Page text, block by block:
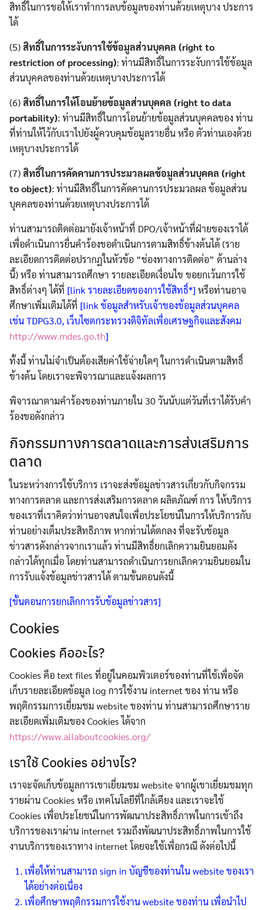
Search
for:
สิทธิ์ในการขอให้เราทำการลบข้อมูลของท่านด้วยเหตุบาง ประการ
ได้
(5)สิทธิ์ในการระงับการใช้ข้อมูลส่วนบุคคล (right to
restriction of processing): ท่านมีสิทธิ์ในการระงับการใช้ข้อมูล
ส่วนบุคคลของท่านด้วยเหตุบางประการได้
(6)สิทธิ์ในการให้โอนย้ายข้อมูลส่วนบุคคล (right to data
portability): ท่านมีสิทธิ์ในการโอนย้ายข้อมูลส่วนบุคคลของ ท่าน
ที่ท่านให้ไว้กับเราไปยังผู้ควบคุมข้อมูลรายอื่น หรือ ตัวท่านเองด้วย
เหตุบางประการได้
(7)สิทธิ์ในการคัดคานการประมวลผลข้อมูลส่วนบุคคล (right
to object): ท่านมีสิทธิ์ในการคัดคานการประมวลผล ข้อมูลส่วน
บุคคลของท่านด้วยเหตุบางประการได้
ท่านสามารถติดต่อมายังเจ้าหน้าที่ DPO/เจ้าหน้าที่ฝ่ายของเราได้
เพื่อดำเนินการยื่นคำร้องขอดำเนินการตามสิทธิ์ข้างต้นได้ (ราย
ละเอียดการติดต่อปรากฏในหัวข้อ “ช่องทางการติดต่อ” ด้านล่าง
นี้) หรือ ท่านสามารถศึกษา รายละเอียดเงื่อนไข ขอยกเว้นการใช้
สิทธิ์ต่างๆ ได้ที่ [link รายละเอียดของการใช้สิทธิ์*] หรือท่านอาจ
ศึกษาเพิ่มเติมได้ที่ [link ข้อมูลสำหรับเจ้าของข้อมูลส่วนบุคคล
เช่น TDPG3.0, เว็บไซตกระทรวงดิจิทัลเพื่อเศรษฐกิจและสังคม
http://www.mdes.go.th]
ทั้งนี้ ท่านไม่จำเป็นต้องเสียค่าใช้จ่ายใดๆ ในการดำเนินตามสิทธิ์
ข้างต้น โดยเราจะพิจารณาและแจ้งผลการ
พิจารณาตามคำร้องของท่านภายใน 30 วันนับแต่วันที่เราได้รับคำ
ร้องขอดังกล่าว
กิจกรรมทางการตลาดและการส่งเสริมการ
ตลาด
ในระหว่างการใช้บริการ เราจะส่งข้อมูลข่าวสารเกี่ยวกับกิจกรรม
ทางการตลาด และการส่งเสริมการตลาด ผลิตภัณฑ์ การ ให้บริการ
ของเราที่เราคิดว่าท่านอาจสนใจเพื่อประโยชน์ในการให้บริการกับ
ท่านอย่างเต็มประสิทธิภาพ หากท่านได้ตกลง ที่จะรับข้อมูล
ข่าวสารดังกล่าวจากเราแล้ว ท่านมีสิทธิ์ยกเลิกความยินยอมดัง
กล่าวได้ทุกเมื่อ โดยท่านสามารถดำเนินการยกเลิกความยินยอมใน
การรับแจ้งข้อมูลข่าวสารได้ ตามขั้นตอนดังนี้
[ขั้นตอนการยกเลิกการรับข้อมูลข่าวสาร]
Cookies
Cookies คืออะไร?
Cookies คือ text files ที่อยู่ในคอมพิวเตอร์ของท่านที่ใช้เพื่อจัด
เก็บรายละเอียดข้อมูล log การใช้งาน internet ของ ท่าน หรือ
พฤติกรรมการเยี่ยมชม website ของท่าน ท่านสามารถศึกษาราย
ละเอียดเพิ่มเติมของ Cookies ได้จาก
https://www.allaboutcookies.org/
เราใช้ Cookies อย่างไร?
เราจะจัดเก็บข้อมูลการเขาเยี่ยมชม website จากผู้เขาเยี่ยมชมทุก
รายผ่าน Cookies หรือ เทคโนโลยีที่ใกล้เคียง และเราจะใช้
Cookies เพื่อประโยชน์ในการพัฒนาประสิทธิ์ภาพในการเข้าถึง
บริการของเราผ่าน internet รวมถึงพัฒนาประสิทธิ์ภาพในการใช้
งานบริการของเราทาง internet โดยจะใช้เพื่อกรณี ดังต่อไปนี้
เพื่อให้ท่านสามารถ sign in บัญชีของท่านใน website ของเรา
ได้อย่างต่อเนื่อง
เพื่อศึกษาพฤติกรรมการใช้งาน website ของท่าน เพื่อนำไป